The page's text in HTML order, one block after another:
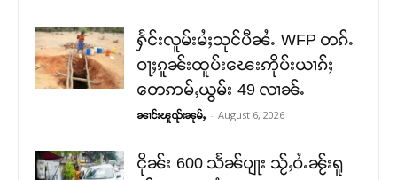
ႁႅင်းလူမ်းမႆႈသုင်ပီၼႆႉ WFP တၵ်ႉ
ဝႃႈၵူၼ်းထူပ်းၽေးဢိုပ်းယၢၵ်ႈ
တေဢမ်ႇယွမ်း 49 လၢၼ်ႉ
ၼၢင်းၽူၺ်းၼုမ်ႇ - August 6, 2026
ငိုၼ်း 600 သႅၼ်ပျႃး သႂ်ႇဝႆႉၼႂ်းရူ